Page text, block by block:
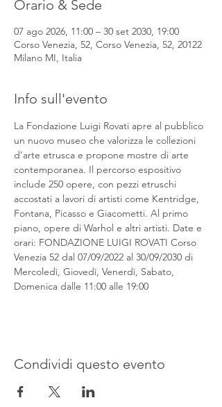
Orario & Sede
07 ago 2026, 11:00 – 30 set 2030, 19:00
Corso Venezia, 52, Corso Venezia, 52, 20122
Milano MI, Italia
Info sull'evento
La Fondazione Luigi Rovati apre al pubblico
un nuovo museo che valorizza le collezioni
d’arte etrusca e propone mostre di arte
contemporanea. Il percorso espositivo
include 250 opere, con pezzi etruschi
accostati a lavori di artisti come Kentridge,
Fontana, Picasso e Giacometti. Al primo
piano, opere di Warhol e altri artisti. Date e
orari: FONDAZIONE LUIGI ROVATI Corso
Venezia 52 dal 07/09/2022 al 30/09/2030 di
Mercoledì, Giovedì, Venerdì, Sabato,
Domenica dalle 11:00 alle 19:00
Condividi questo evento